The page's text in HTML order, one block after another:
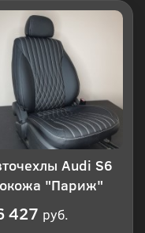
Audi S6
"Париж"
427 руб.